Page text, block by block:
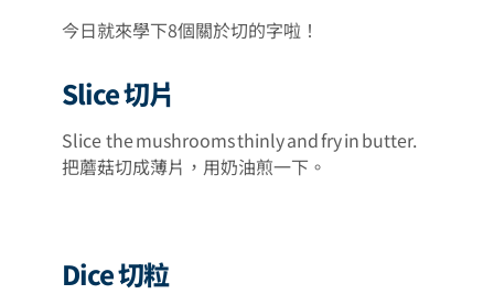
今日就來學下8個關於切的字啦！
Slice 切片
Slice the mushrooms thinly and fry in butter.
把蘑菇切成薄片，用奶油煎一下。
Dice 切粒